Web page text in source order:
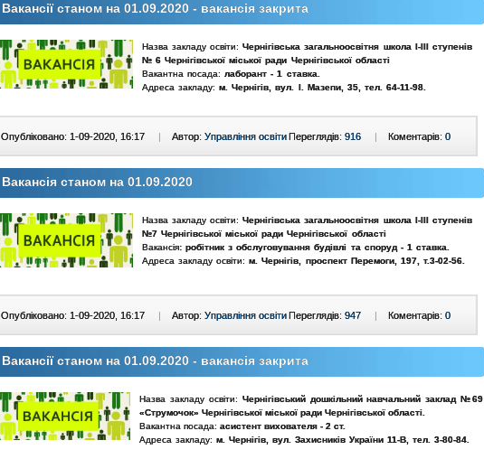
Вакансії станом на 01.09.2020 - вакансія закрита
Назва закладу освіти: Чернігівська загальноосвітня школа І-ІІІ ступенів
№ 6 Чернігівської міської ради Чернігівської області
Вакантна посада:лаборант - 1 ставка.
Адреса закладу:м. Чернігів, вул. І. Мазепи, 35, тел. 64-11-98.
Опубліковано: 1-09-2020, 16:17 | Автор: Управління освіти Коментарів: 0
Переглядів: 916 |
Вакансія станом на 01.09.2020
Назва закладу освіти: Чернігівська загальноосвітня школа І-ІІІ ступенів
№7 Чернігівської міської ради Чернігівської області
Вакансія: робітник з обслуговування будівлі та споруд - 1 ставка.
Адреса закладу освіти:м. Чернігів, проспект Перемоги, 197, т.3-02-56.
Опубліковано: 1-09-2020, 16:17 | Автор: Управління освіти Коментарів: 0
Переглядів: 947 |
Вакансії станом на 01.09.2020 - вакансія закрита
Назва закладу освіти: Чернігівський дошкільний навчальний заклад №69
«Струмочок» Чернігівської міської ради Чернігівської області
Вакантна посада: асистент вихователя - 2 ст.
Адреса закладу: м. Чернігів, вул. Захисників України 11-В , тел. 3-80-84